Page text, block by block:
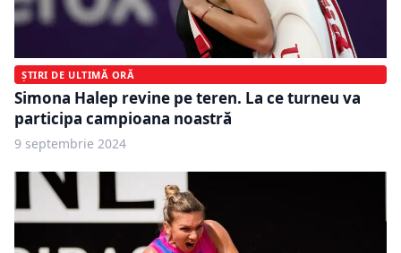
ȘTIRI DE ULTIMĂ ORĂ
Simona Halep revine pe teren. La ce turneu va
participa campioana noastră
9 septembrie 2024